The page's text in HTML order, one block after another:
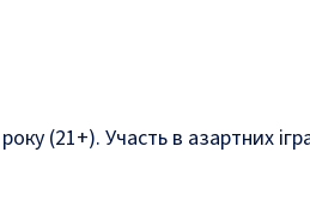
(21+). Участь в азартних